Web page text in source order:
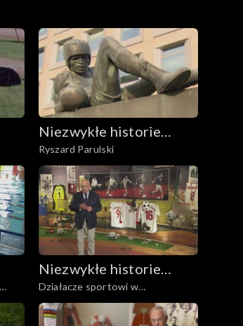
Niezwykłe historie
Biało-Czerwonych
Ryszard Parulski
Niezwykłe historie
Biało-Czerwonych
Działacze sportowi w
odradzającej się Polsce